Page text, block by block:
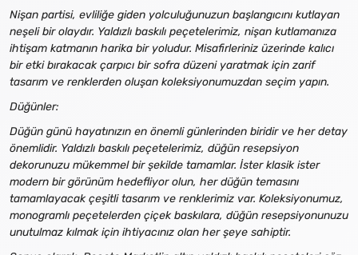
Nişan partisi, evliliğe giden yolculuğunuzun başlangıcını kutlayan
neşeli bir olaydır. Yaldızlı baskılı peçetelerimiz, nişan kutlamanıza
ihtişam katmanın harika bir yoludur. Misafirleriniz üzerinde kalıcı
bir etki bırakacak çarpıcı bir sofra düzeni yaratmak için zarif
tasarım ve renklerden oluşan koleksiyonumuzdan seçim yapın.
Düğünler:
Düğün günü hayatınızın en önemli günlerinden biridir ve her detay
önemlidir. Yaldızlı baskılı peçetelerimiz, düğün resepsiyon
dekorunuzu mükemmel bir şekilde tamamlar. İster klasik ister
modern bir görünüm hedefliyor olun, her düğün temasını
tamamlayacak çeşitli tasarım ve renklerimiz var. Koleksiyonumuz,
monogramlı peçetelerden çiçek baskılara, düğün resepsiyonunuzu
unutulmaz kılmak için ihtiyacınız olan her şeye sahiptir.